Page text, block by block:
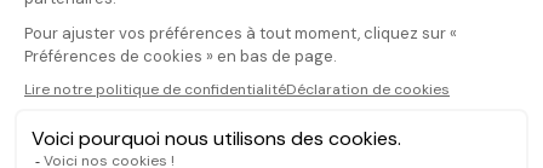
Qui sommes-nous ?
Dispo dans l'abonnement
Actionnaires
Mentions légales
Données personnelles - Cookies
FAQ